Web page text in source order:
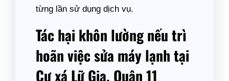
từng lần sử dụng dịch vụ.
Tác hại khôn lường nếu trì
hoãn việc sửa máy lạnh tại
Cư xá Lữ Gia, Quận 11